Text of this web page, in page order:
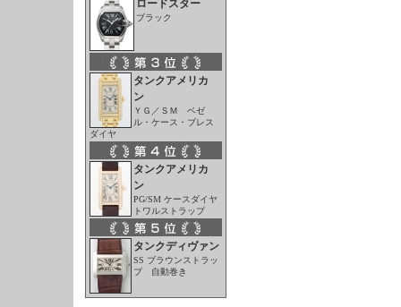
ロードスター
ブラック
タンクアメリカ
ン
ＹＧ／ＳＭ ベゼ
ル・ケース・ブレス
ダイヤ
タンクアメリカ
ン
PG/SM ケースダイヤ
トワルストラップ
タンクディヴァン
SS ブラウンストラッ
プ 自動巻き